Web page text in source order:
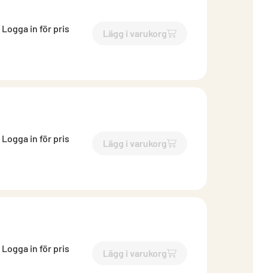
Logga in för pris Lägg i varukorg
`$Lägg till
Logga in för pris Lägg i varukorg
`$Lägg till
Logga in för pris Lägg i varukorg
`$Lägg till